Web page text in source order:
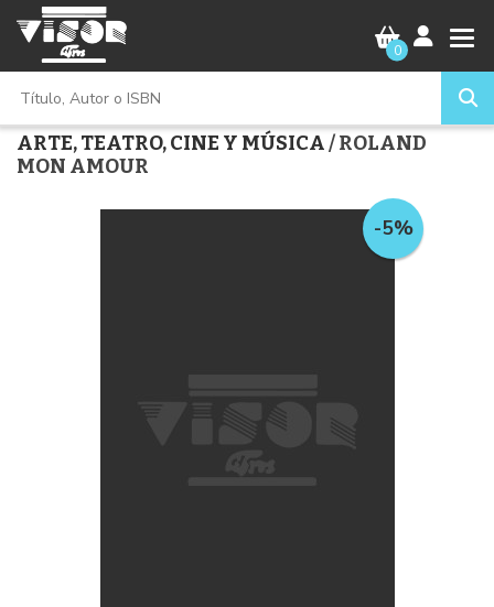
0
ARTE, TEATRO, CINE Y MÚSICA/ ROLAND
MON AMOUR
-5%